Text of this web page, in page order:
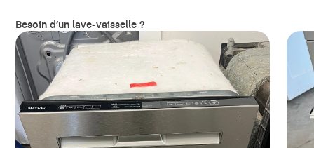
Besoin d’un lave-vaisselle ?